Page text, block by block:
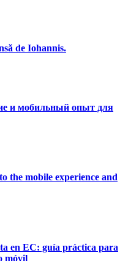
de Iohannis.
и мобильный опыт для
the mobile experience and
en EC: guía práctica para
móvil